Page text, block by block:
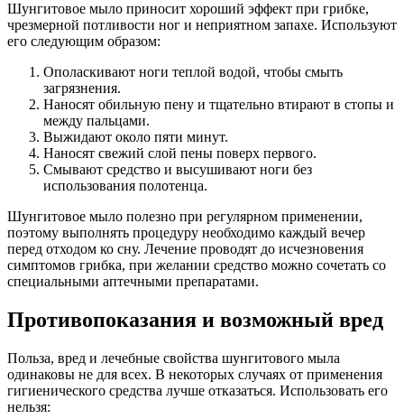
Шунгитовое мыло приносит хороший эффект при грибке,
чрезмерной потливости ног и неприятном запахе. Используют
его следующим образом:
Ополаскивают ноги теплой водой, чтобы смыть
загрязнения.
Наносят обильную пену и тщательно втирают в стопы и
между пальцами.
Выжидают около пяти минут.
Наносят свежий слой пены поверх первого.
Смывают средство и высушивают ноги без
использования полотенца.
Шунгитовое мыло полезно при регулярном применении,
поэтому выполнять процедуру необходимо каждый вечер
перед отходом ко сну. Лечение проводят до исчезновения
симптомов грибка, при желании средство можно сочетать со
специальными аптечными препаратами.
Противопоказания и возможный вред
Польза, вред и лечебные свойства шунгитового мыла
одинаковы не для всех. В некоторых случаях от применения
гигиенического средства лучше отказаться. Использовать его
нельзя: